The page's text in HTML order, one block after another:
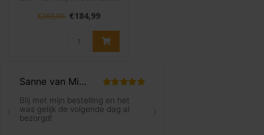
voor spelers die kracht en
€269,99 €184,99